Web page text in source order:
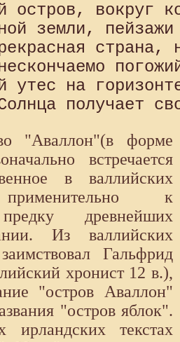
остров, вокруг
земли,
страна,
утес на
"Аваллон"(в форме
встречается
в валлийских
к
древнейших
Из валлийских
Гальфрид
хронист 12 в.),
"остров Аваллон"
"остров яблок".
ирландских текстах